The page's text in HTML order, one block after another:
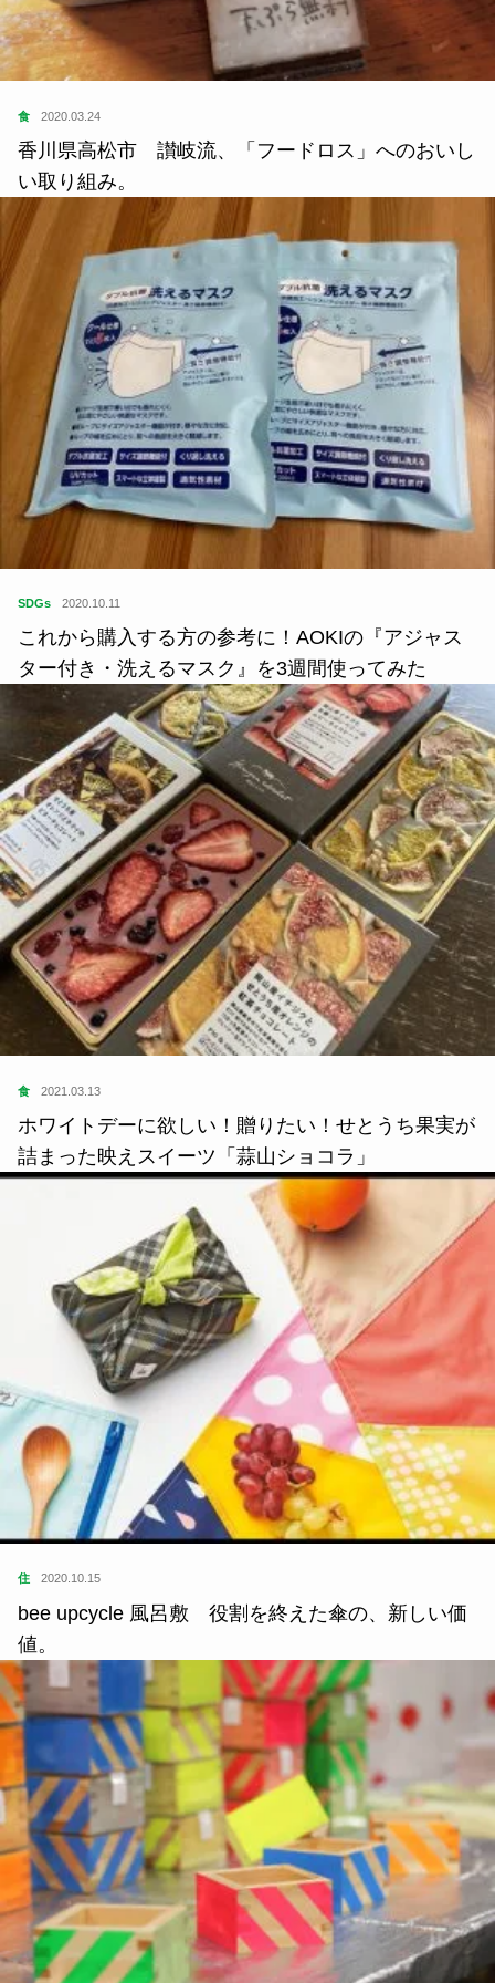
食 2020.03.24
香川県高松市 讃岐流、「フードロス」へのおいし
い取り組み。
SDGs 2020.10.11
これから購入する方の参考に！AOKIの『アジャス
ター付き・洗えるマスク』を3週間使ってみた
食 2021.03.13
ホワイトデーに欲しい！贈りたい！せとうち果実が
詰まった映えスイーツ「蒜山ショコラ」
住 2020.10.15
bee upcycle 風呂敷 役割を終えた傘の、新しい価
値。